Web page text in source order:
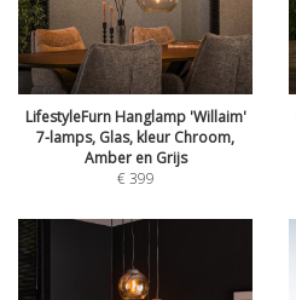
LifestyleFurn Hanglamp 'Willaim'
7-lamps, Glas, kleur Chroom,
Amber en Grijs
€399